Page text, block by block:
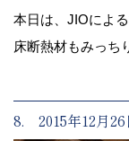
本日は、JIOによ
床断熱材もみっち
8. 2015年12月26